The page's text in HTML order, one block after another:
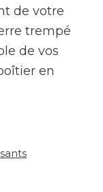
de votre
trempé
de vos
en